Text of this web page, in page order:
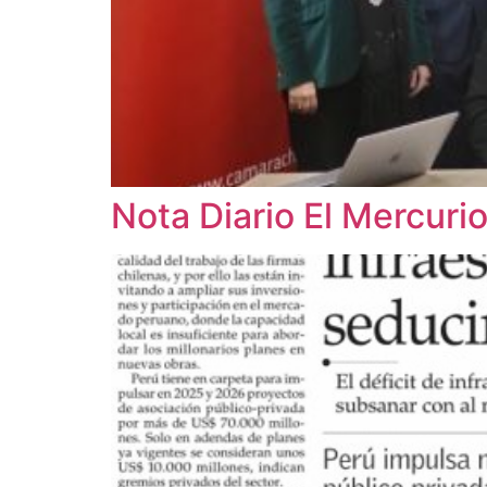
Nota Diario El Mercurio